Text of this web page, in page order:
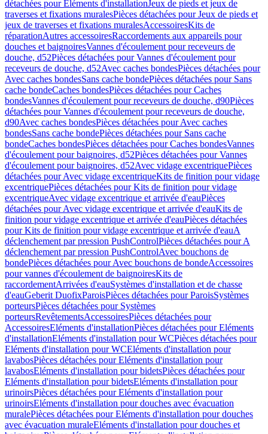
détachées pour Eléments d'installationJeux de pieds et jeux de
traverses et fixations muralesPièces détachées pour Jeux de pieds et
jeux de traverses et fixations muralesAccessoiresKits de
réparationAutres accessoiresRaccordements aux appareils pour
douches et baignoiresVannes d'écoulement pour receveurs de
douche, d52Pièces détachées pour Vannes d'écoulement pour
receveurs de douche, d52Avec caches bondesPièces détachées pour
Avec caches bondesSans cache bondePièces détachées pour Sans
cache bondeCaches bondesPièces détachées pour Caches
bondesVannes d'écoulement pour receveurs de douche, d90Pièces
détachées pour Vannes d'écoulement pour receveurs de douche,
d90Avec caches bondesPièces détachées pour Avec caches
bondesSans cache bondePièces détachées pour Sans cache
bondeCaches bondesPièces détachées pour Caches bondesVannes
d'écoulement pour baignoires, d52Pièces détachées pour Vannes
d'écoulement pour baignoires, d52Avec vidage excentriquePièces
détachées pour Avec vidage excentriqueKits de finition pour vidage
excentriquePièces détachées pour Kits de finition pour vidage
excentriqueAvec vidage excentrique et arrivée d'eauPièces
détachées pour Avec vidage excentrique et arrivée d'eauKits de
finition pour vidage excentrique et arrivée d'eauPièces détachées
pour Kits de finition pour vidage excentrique et arrivée d'eauA
déclenchement par pression PushControlPièces détachées pour A
déclenchement par pression PushControlAvec bouchons de
bondePièces détachées pour Avec bouchons de bondeAccessoires
pour vannes d'écoulement de baignoiresKits de
raccordementArrivées d'eauSystèmes d'installation et de chasse
d'eauGeberit DuofixParoisPièces détachées pour ParoisSystèmes
porteursPièces détachées pour Systèmes
porteursRevêtementsAccessoiresPièces détachées pour
AccessoiresEléments d'installationPièces détachées pour Eléments
d'installationEléments d'installation pour WCPièces détachées pour
Eléments d'installation pour WCEléments d'installation pour
lavabosPièces détachées pour Eléments d'installation pour
lavabosEléments d'installation pour bidetsPièces détachées pour
Eléments d'installation pour bidetsEléments d'installation pour
urinoirsPièces détachées pour Eléments d'installation pour
urinoirsEléments d'installation pour douches avec évacuation
muralePièces détachées pour Eléments d'installation pour douches
avec évacuation muraleEléments d'installation pour douches et